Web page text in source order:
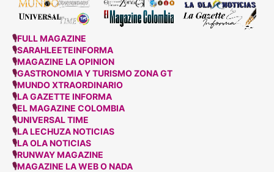
🎙FULL MAGAZINE
🎙SARAHLEETEINFORMA
🎙MAGAZINE LA OPINION
🎙GASTRONOMIA Y TURISMO ZONA GT
🎙MUNDO XTRAORDINARIO
🎙LA GAZETTE INFORMA
🎙EL MAGAZINE COLOMBIA
🎙UNIVERSAL TIME
🎙LA LECHUZA NOTICIAS
🎙LA OLA NOTICIAS
🎙RUNWAY MAGAZINE
🎙MAGAZINE LA WEB O NADA